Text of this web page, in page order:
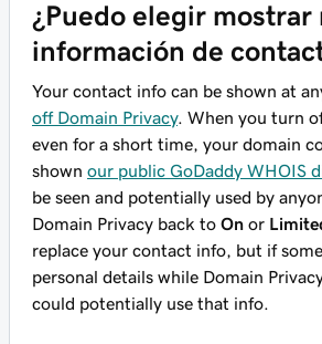
¿Puedo elegir mostrar
información de
Your contact info can be shown at
off Domain Privacy. When you turn
even for a short time, your domain
shown our public GoDaddy WHOIS
be seen and potentially used by
Domain Privacy back to On or
replace your contact info, but if
personal details while Domain
could potentially use that info.